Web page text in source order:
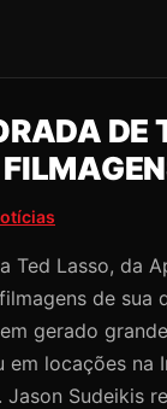
DE
Ted Lasso, da
de sua
gerado
em locações na
Jason Sudeikis